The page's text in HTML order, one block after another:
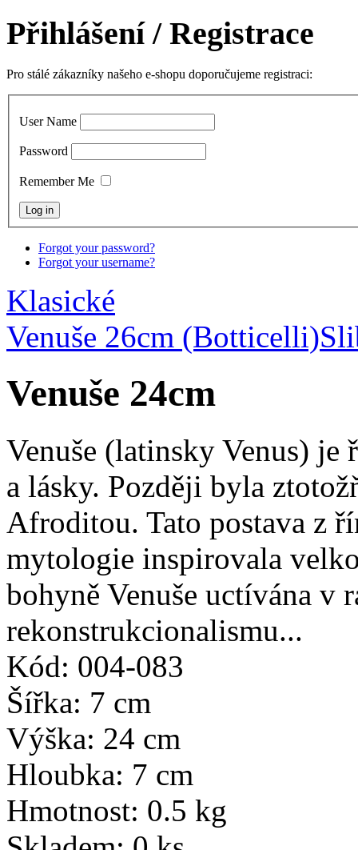
Přihlášení/ Registrace
Pro stálé zákazníky našeho e-shopu doporučujeme registraci:
User Name
Password
Remember Me
Forgot your password?
Forgot your username?
Klasické
Venuše 26cm (Botticelli)
Venuše 24cm
Venuše (latinsky Venus) je
a lásky. Později byla
Afroditou. Tato postava z
mytologie inspirovala
bohyně Venuše uctívána v
rekonstrukcionalismu...
Kód: 004-083
Šířka: 7 cm
Výška: 24 cm
Hloubka: 7 cm
Hmotnost: 0.5 kg